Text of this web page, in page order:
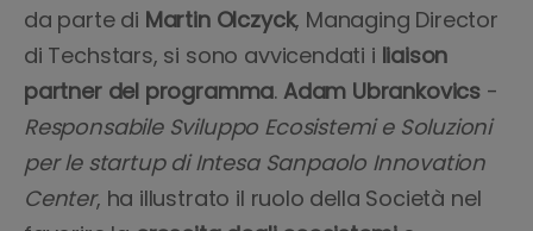
da parte di Martin Olczyck, Managing Director
di Techstars, si sono avvicendati i liaison
partner del programma. Adam Ubrankovics -
Responsabile Sviluppo Ecosistemi e Soluzioni
per le startup di Intesa Sanpaolo Innovation
Center, ha illustrato il ruolo della Società nel